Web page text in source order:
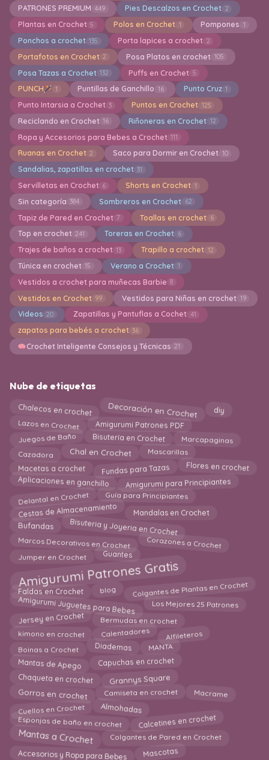
PATRONES PREMIUM 449 Pies Descalzos en Crochet 2
Plantas en Crochet 5 Polos en Crochet 1 Pompones 1
Ponchos a crochet 135 Porta lapices a crochet 2
Portafotos en Crochet 2 Posa Platos en crochet 105
Posa Tazas a Crochet 132 Puffs en Crochet 5
PUNCH 1 Puntillas de Ganchillo 16 Punto Cruz 1
Punto Intarsia a Crochet 3 Puntos en Crochet 125
Reciclando en Crochet 16 Riñoneras en Crochet 12
Ropa y Accesorios para Bebes a Crochet 111
Ruanas en Crochet 2 Saco para Dormir en Crochet 10
Sandalias, zapatillas en crochet 31
Servilletas en Crochet 6 Shorts en Crochet 1
Sin categoría 384 Sombreros en Crochet 62
Tapiz de Pared en Crochet 7 Toallas en crochet 6
Top en crochet 241 Toreras en Crochet 6
Trajes de baños a crochet 13 Trapillo a crochet 12
Túnica en crochet 15 Verano a Crochet 1
Vestidos a crochet para muñecas Barbie 8
Vestidos en Crochet 99 Vestidos para Niñas en crochet 19
Videos 20 Zapatillas y Pantuflas a Cochet 41
zapatos para bebés a crochet 36
Crochet Inteligente Consejos y Técnicas 21
Nube de etiquetas
Chalecos en crochet Decoración en Crochet diy
Lazos en Crochet Amigurumi Patrones PDF
Juegos de Baño Bisutería en Crochet Marcapaginas
Cazadora Chal en Crochet Mascarillas
Macetas a crochet Fundas para Tazas Flores en crochet
Aplicaciones en ganchillo Amigurumi para Principiantes
Delantal en Crochet Guía para Principiantes
Cestas de Almacenamiento Mandalas en Crochet
Bufandas Bisuteria y Joyeria en Crochet
Marcos Decorativos en Crochet Corazones a Crochet
Jumper en Crochet Guantes
Amigurumi Patrones Gratis
Faldas en Crochet blog Colgantes de Plantas en Crochet
Amigurumi Juguetes para Bebes Los Mejores 25 Patrones
Jersey en Crochet Bermudas en crochet
kimono en crochet Calentadores Alfileteros
Boinas a Crochet Diademas MANTA
Mantas de Apego Capuchas en crochet
Chaqueta en crochet Grannys Square
Gorros en crochet Camiseta en crochet Macrame
Cuellos en Crochet Almohadas
Esponjas de baño en crochet Calcetines en crochet
Mantas a Crochet Colgantes de Pared en Crochet
Accesorios y Ropa para Bebes Mascotas